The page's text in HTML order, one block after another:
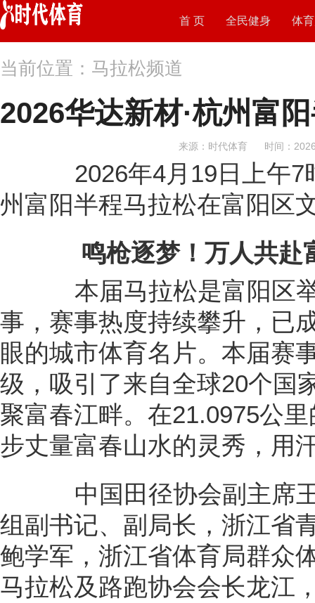
首 页 全民健身 体
当前位置：马拉松频道
2026华达新材·杭州富
来源：时代体育 时间：
2026年4月19日上午7
州富阳半程马拉松在富阳区
鸣枪逐梦！万人共赴
本届马拉松是富阳区举
事，赛事热度持续攀升，已
眼的城市体育名片。本届赛
级，吸引了来自全球20个国
聚富春江畔。在21.0975公
步丈量富春山水的灵秀，用
中国田径协会副主席王
组副书记、副局长，浙江省
鲍学军，浙江省体育局群众
马拉松及路跑协会会长龙江